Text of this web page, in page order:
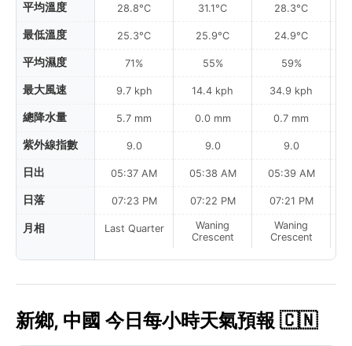
平均溫度
最低溫度
平均濕度
最大風速
總降水量
紫外線指數
日出
日落
月相
28.8°C
25.3°C
71%
9.7 kph
5.7 mm
9.0
05:37 AM
07:23 PM
Last Quarter
31.1°C
25.9°C
55%
14.4 kph
0.0 mm
9.0
05:38 AM
07:22 PM
Waning
Crescent
28.3°C
24.9°C
59%
34.9 kph
0.7 mm
9.0
05:39 AM
07:21 PM
Waning
Crescent
新鄉, 中國 今日每小時天氣預報 🇨🇳